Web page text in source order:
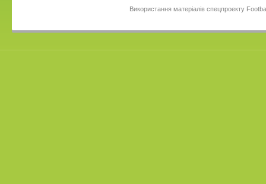
Використання матеріалів спецпроекту